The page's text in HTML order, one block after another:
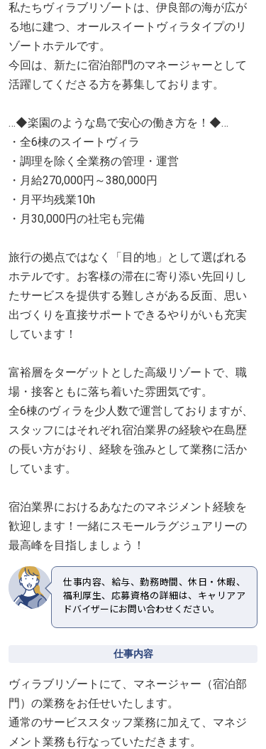
私たちヴィラブリゾートは、伊良部の海が広が
る地に建つ、オールスイートヴィラタイプのリ
ゾートホテルです。
今回は、新たに宿泊部門のマネージャーとして
活躍してくださる方を募集しております。
…◆楽園のような島で安心の働き方を！◆…
・全6棟のスイートヴィラ
・調理を除く全業務の管理・運営
・月給270,000円～380,000円
・月平均残業10h
・月30,000円の社宅も完備
旅行の拠点ではなく「目的地」として選ばれる
ホテルです。お客様の滞在に寄り添い先回りし
たサービスを提供する難しさがある反面、思い
出づくりを直接サポートできるやりがいも充実
しています！
富裕層をターゲットとした高級リゾートで、職
場・接客ともに落ち着いた雰囲気です。
全6棟のヴィラを少人数で運営しておりますが、
スタッフにはそれぞれ宿泊業界の経験や在島歴
の長い方がおり、経験を強みとして業務に活か
しています。
宿泊業界におけるあなたのマネジメント経験を
歓迎します！一緒にスモールラグジュアリーの
最高峰を目指しましょう！
仕事内容、給与、勤務時間、休日・休暇、
福利厚生、応募資格の詳細は、キャリアア
ドバイザーにお問い合わせください。
仕事内容
ヴィラブリゾートにて、マネージャー（宿泊部
門）の業務をお任せいたします。
通常のサービススタッフ業務に加えて、マネジ
メント業務も行なっていただきます。